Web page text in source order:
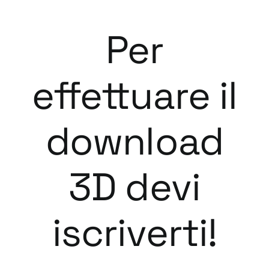
Per
effettuare il
download
3D devi
iscriverti!